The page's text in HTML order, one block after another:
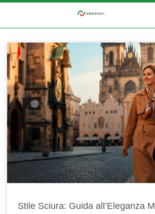
Stile Sciura: Guida all’Eleganza